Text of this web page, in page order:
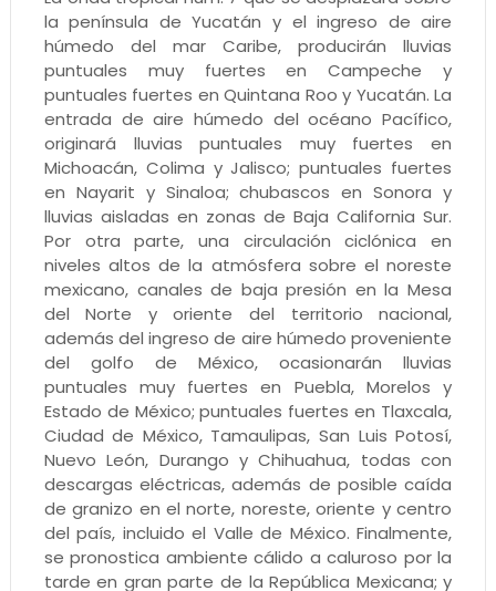
la península de Yucatán y el ingreso de aire
húmedo del mar Caribe, producirán lluvias
puntuales muy fuertes en Campeche y
puntuales fuertes en Quintana Roo y Yucatán. La
entrada de aire húmedo del océano Pacífico,
originará lluvias puntuales muy fuertes en
Michoacán, Colima y Jalisco; puntuales fuertes
en Nayarit y Sinaloa; chubascos en Sonora y
lluvias aisladas en zonas de Baja California Sur.
Por otra parte, una circulación ciclónica en
niveles altos de la atmósfera sobre el noreste
mexicano, canales de baja presión en la Mesa
del Norte y oriente del territorio nacional,
además del ingreso de aire húmedo proveniente
del golfo de México, ocasionarán lluvias
puntuales muy fuertes en Puebla, Morelos y
Estado de México; puntuales fuertes en Tlaxcala,
Ciudad de México, Tamaulipas, San Luis Potosí,
Nuevo León, Durango y Chihuahua, todas con
descargas eléctricas, además de posible caída
de granizo en el norte, noreste, oriente y centro
del país, incluido el Valle de México. Finalmente,
se pronostica ambiente cálido a caluroso por la
tarde en gran parte de la República Mexicana; y